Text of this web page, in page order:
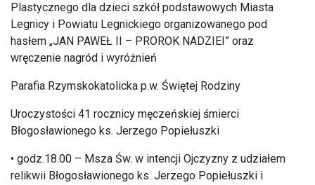
Plastycznego dla dzieci szkół podstawowych Miasta
Legnicy i Powiatu Legnickiego organizowanego pod
hasłem „JAN PAWEŁ II – PROROK NADZIEI” oraz
wręczenie nagród i wyróżnień
Parafia Rzymskokatolicka p.w. Świętej Rodziny
Uroczystości 41 rocznicy męczeńskiej śmierci
Błogosławionego ks. Jerzego Popiełuszki
• godz.18.00 – Msza Św. w intencji Ojczyzny z udziałem
relikwii Błogosławionego ks. Jerzego Popiełuszki i